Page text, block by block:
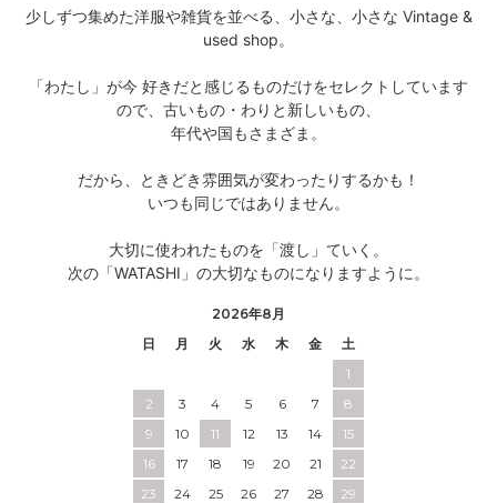
少しずつ集めた洋服や雑貨を並べる、小さな、小さな Vintage &
used shop。
「わたし」が今 好きだと感じるものだけをセレクトしています
ので、古いもの・わりと新しいもの、
年代や国もさまざま。
だから、ときどき雰囲気が変わったりするかも！
いつも同じではありません。
大切に使われたものを「渡し」ていく。
次の「WATASHI」の大切なものになりますように。
2026年8月
日
月 火 水 木 金
土
1
2
3 4 5 6 7
8
9
10 11 12 13 14
15
16
17 18 19 20 21
22
23
24 25 26 27 28
29